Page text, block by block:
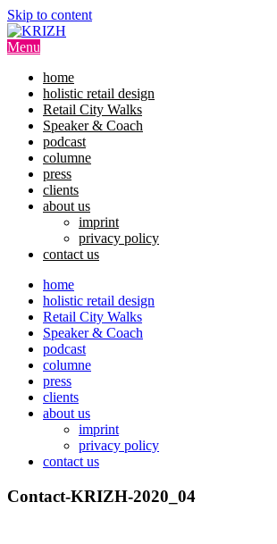
Skip to content
Menu
home
holistic retail design
Retail City Walks
Speaker & Coach
podcast
columne
press
clients
about us
imprint
privacy policy
contact us
home
holistic retail design
Retail City Walks
Speaker & Coach
podcast
columne
press
clients
about us
imprint
privacy policy
contact us
Contact-KRIZH-2020_04